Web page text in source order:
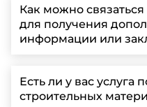
Как можно
для получения
информации или
запрос через нашу
заполнить форму на
детальной информации
Есть ли у вас услуга
строительных